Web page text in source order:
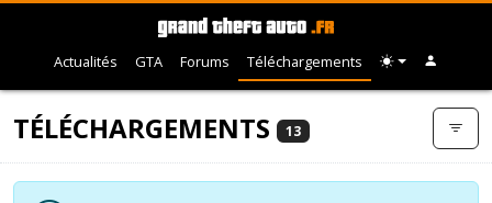
Actualités GTA Forums Téléchargements
TÉLÉCHARGEMENTS 13